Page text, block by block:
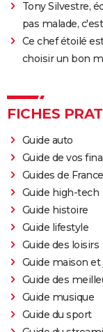
Tony Silvestre,
pas malade,
Ce chef étoilé
choisir un bon
FICHES
Guide auto
Guide de vos
Guides de France
Guide high-tech
Guide histoire
Guide lifestyle
Guide des loisirs
Guide maison et
Guide des
Guide musique
Guide du sport